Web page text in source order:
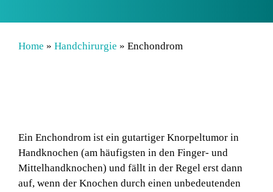
Home » Handchirurgie » Enchondrom
Ein Enchondrom ist ein gutartiger Knorpeltumor in
Handknochen (am häufigsten in den Finger- und
Mittelhandknochen) und fällt in der Regel erst dann
auf, wenn der Knochen durch einen unbedeutenden